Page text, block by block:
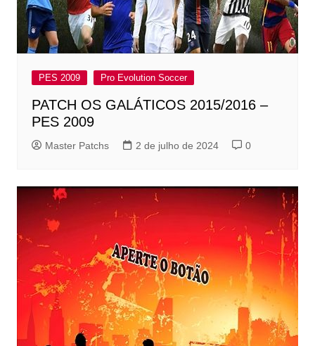
PES 2009 Pro Evolution Soccer
PATCH OS GALÁTICOS 2015/2016 –
PES 2009
Master Patchs 2 de julho de 2024 0